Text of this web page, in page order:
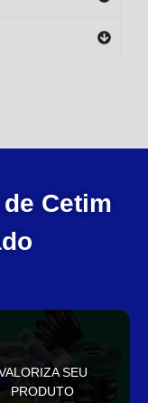
Cetim
SEU
PRODUTO
sua embalagem
elegante